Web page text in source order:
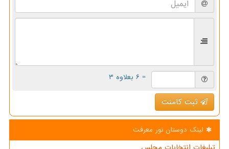
= ۶ بعلاوه ۳
ثبت کامنت
لینک دوستان نور معرفت